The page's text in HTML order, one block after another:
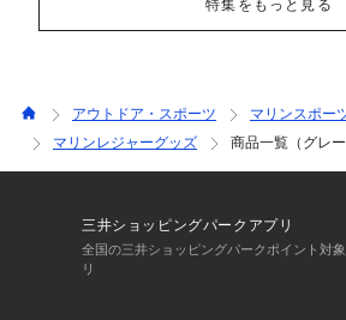
特集をもっと見る
アウトドア・スポーツ
マリンスポー
マリンレジャーグッズ
商品一覧（グレー
三井ショッピングパークアプリ
全国の三井ショッピングパークポイント対
リ